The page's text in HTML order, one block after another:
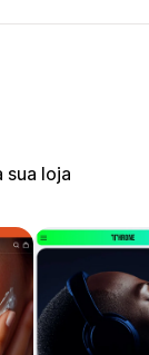
sua loja